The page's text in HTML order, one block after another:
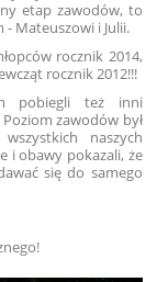
etap zawodów, to
- Mateuszowi i Julii.
rocznik 2014,
rocznik 2012!!!
pobiegli też inni
zawodów był
naszych
i obawy pokazali, że
się do samego